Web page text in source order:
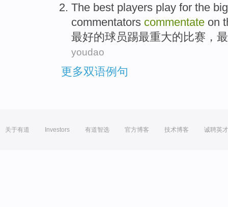
The best players play for the big
commentators commentate on
最好的球员踢最重大的比赛，
youdao
更多双语例句
关于有道 Investors 有道智选 官方博客 技术博客 诚聘英才